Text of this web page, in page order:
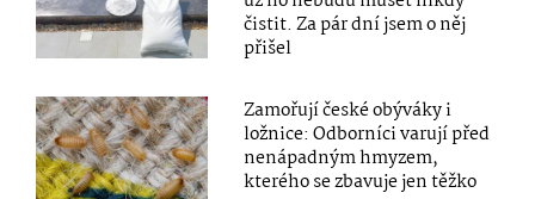
čistit. Za pár dní jsem o něj
přišel
Zamořují české obýváky i
ložnice: Odborníci varují před
nenápadným hmyzem,
kterého se zbavuje jen těžko